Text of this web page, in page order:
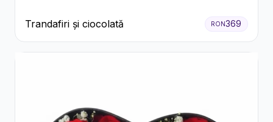
Trandafiri și ciocolată RON369